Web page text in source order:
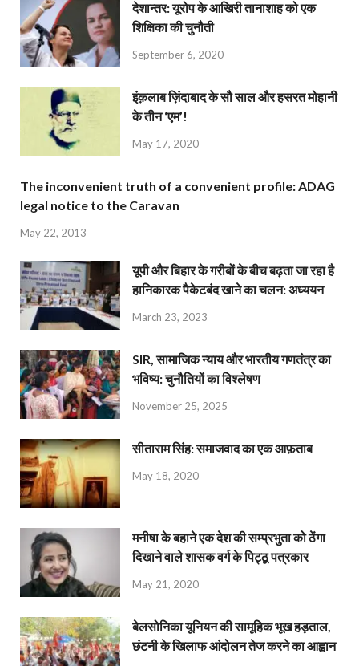
देशान्‍तर: यूरोप के आखिरी तानाशाह को एक
शिक्षिका की चुनौती
September 6, 2020
इंक़लाब ज़िंदाबाद के सौ साल और हसरत मोहानी
के तीन ‘एम’!
May 17, 2020
The inconvenient truth of a convenient profile: ADAG
legal notice to the Caravan
May 22, 2013
यूपी और बिहार के गरीबों के बीच बढ़ता जा रहा है
हानिकारक पैकेटबंद खाने का चलन: अध्ययन
March 23, 2023
SIR, सामाजिक न्याय और भारतीय गणतंत्र का
भविष्य: चुनौतियों का विश्लेषण
November 25, 2025
सीताराम सिंह: समाजवाद का एक आफ़ताब
May 18, 2020
मनीषा के बहाने एक देश की सम्प्रभुता को ठेंगा
दिखाने वाले शासक वर्ग के पिट्ठू पत्रकार
May 21, 2020
बेलसोनिका यूनियन की सामूहिक भूख हड़ताल,
छंटनी के खिलाफ आंदोलन तेज करने का आह्वान